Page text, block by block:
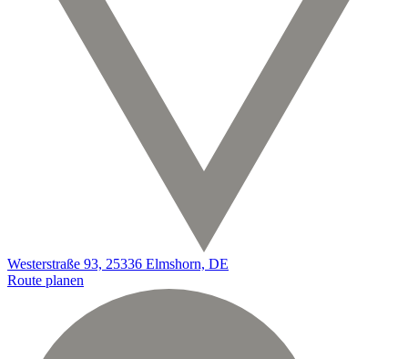
Westerstraße 93, 25336 Elmshorn, DE
Route planen